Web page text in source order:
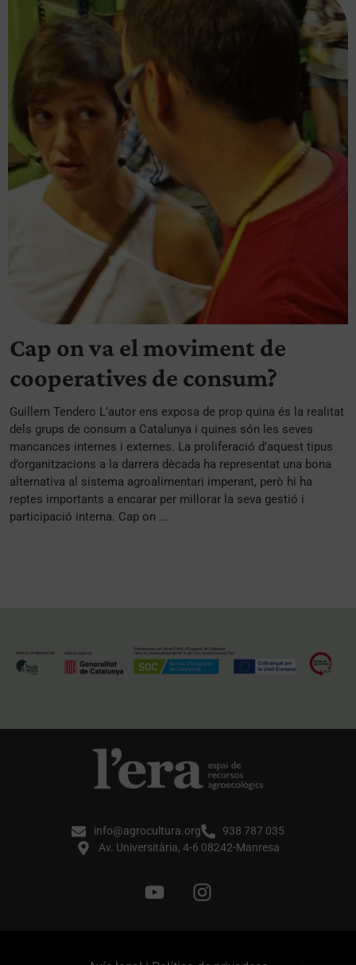
Cap on va el moviment de
cooperatives de consum?
Guillem Tendero L’autor ens exposa de prop quina és la realitat
dels grups de consum a Catalunya i quines són les seves
mancances internes i externes. La proliferació d’aquest tipus
d’organitzacions a la darrera dècada ha representat una bona
alternativa al sistema agroalimentari imperant, però hi ha
reptes importants a encarar per millorar la seva gestió i
participació interna. Cap on ...
info@agrocultura.org
938 787 035
Av. Universitària, 4-6 08242-Manresa